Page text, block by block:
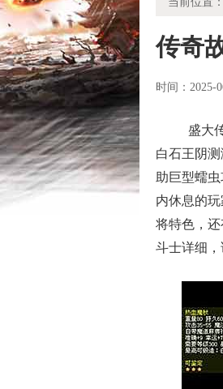
传奇
时间：2025-
盛大
白石王阴
助巨型蠕
内休息的
将特色，
斗士详细，